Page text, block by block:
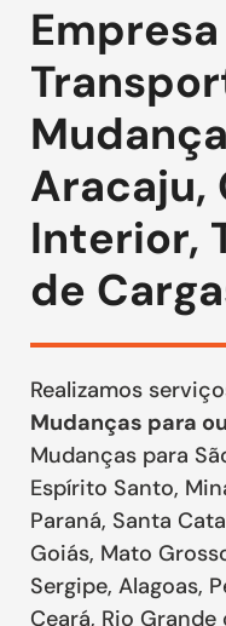
Empresa
Aracaju,
Interior,
de
Realizamos
Mudanças para
Mudanças para
Espírito Santo,
Paraná, Santa
Goiás, Mato
Sergipe, Alagoas,
Ceará, Rio